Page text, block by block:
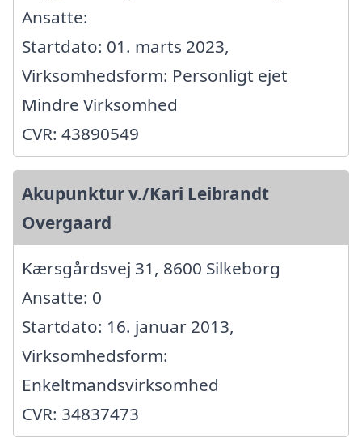
Ansatte:
Startdato: 01. marts 2023,
Virksomhedsform: Personligt ejet
Mindre Virksomhed
CVR: 43890549
Akupunktur v./Kari Leibrandt
Overgaard
Kærsgårdsvej 31, 8600 Silkeborg
Ansatte: 0
Startdato: 16. januar 2013,
Virksomhedsform:
Enkeltmandsvirksomhed
CVR: 34837473